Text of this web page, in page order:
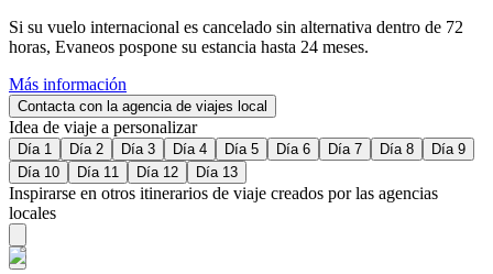
Si su vuelo internacional es cancelado sin alternativa dentro de 72
horas, Evaneos pospone su estancia hasta 24 meses.
Más información
Contacta con la agencia de viajes local
Idea de viaje a personalizar
Día 1 Día 2 Día 3 Día 4 Día 5 Día 6 Día 7 Día 8
Día 9
Día 10
Día 11 Día 12 Día 13
Inspirarse en otros itinerarios de viaje creados por las agencias
locales